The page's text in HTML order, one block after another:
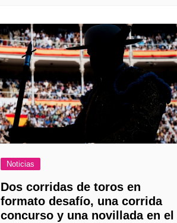
Noticias
Dos corridas de toros en
formato desafío, una corrida
concurso y una novillada en el